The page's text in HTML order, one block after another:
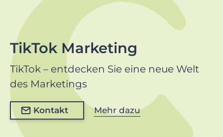
m
a
r
y
n
a
v
TikTok Marketing
TikTok – entdecken Sie eine neue Welt
des Marketings
Kontakt Mehr dazu